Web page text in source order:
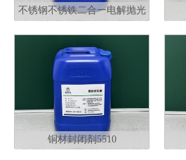
不锈钢不锈铁二合一电解抛光
铜材封闭剂5510